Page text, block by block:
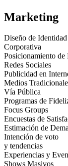
Marketing
Diseño de Identidad
Corporativa
Posicionamiento de
Redes Sociales
Publicidad en
Medios
Vía Pública
Programas de
Focus Groups
Encuestas de
Estimación de
Intención de voto
y tendencias
Experiencias y
Shows Masivos